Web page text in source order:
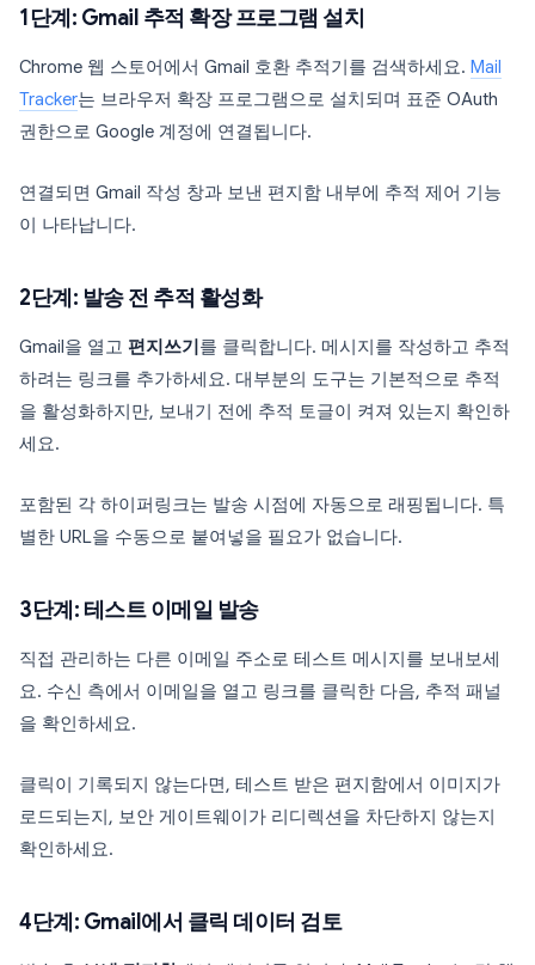
1단계: Gmail 추적 확장 프로그램 설치
Chrome 웹 스토어에서 Gmail 호환 추적기를 검색하세요. Mail
Tracker는 브라우저 확장 프로그램으로 설치되며 표준 OAuth
권한으로 Google 계정에 연결됩니다.
연결되면 Gmail 작성 창과 보낸 편지함 내부에 추적 제어 기능
이 나타납니다.
2단계: 발송 전 추적 활성화
Gmail을 열고 편지쓰기를 클릭합니다. 메시지를 작성하고 추적
하려는 링크를 추가하세요. 대부분의 도구는 기본적으로 추적
을 활성화하지만, 보내기 전에 추적 토글이 켜져 있는지 확인하
세요.
포함된 각 하이퍼링크는 발송 시점에 자동으로 래핑됩니다. 특
별한 URL을 수동으로 붙여넣을 필요가 없습니다.
3단계: 테스트 이메일 발송
직접 관리하는 다른 이메일 주소로 테스트 메시지를 보내보세
요. 수신 측에서 이메일을 열고 링크를 클릭한 다음, 추적 패널
을 확인하세요.
클릭이 기록되지 않는다면, 테스트 받은 편지함에서 이미지가
로드되는지, 보안 게이트웨이가 리디렉션을 차단하지 않는지
확인하세요.
4단계: Gmail에서 클릭 데이터 검토